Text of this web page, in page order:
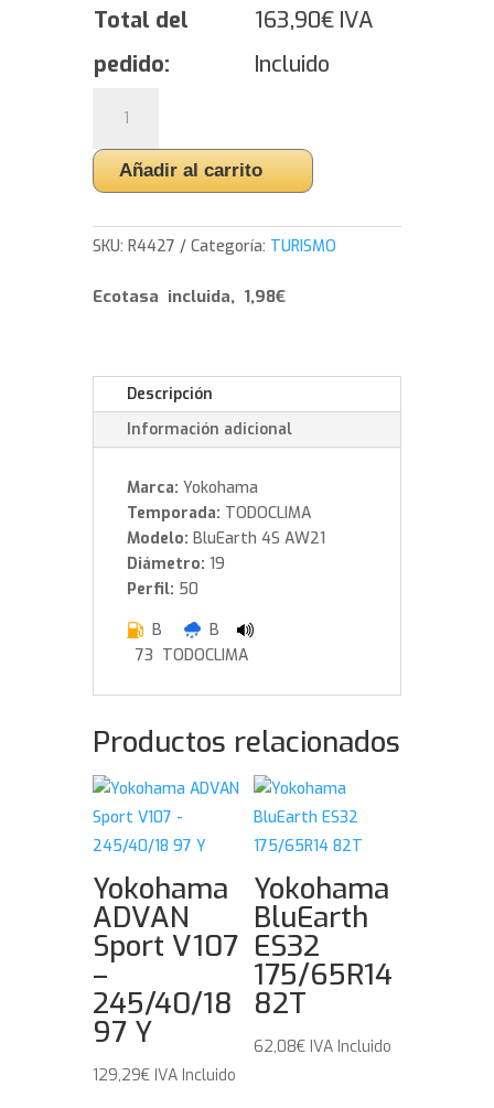
Total del
pedido:
163,90€ IVA
Incluido
BluEarth
4S
AW21
255/50/19
107
cantidad
Añadir al carrito
SKU:R4427 Categoría: TURISMO
Ecotasa incluida, 1,98€
Descripción
Información adicional
Marca: Yokohama
Temporada: TODOCLIMA
Modelo: BluEarth 4S AW21
Diámetro: 19
Perfil: 50
B
B
73 TODOCLIMA
Productos relacionados
Yokohama
ADVAN
Sport V107
–
245/40/18
97 Y
129,29€ IVA Incluido
Yokohama
BluEarth
ES32
175/65R14
82T
62,08€ IVA Incluido